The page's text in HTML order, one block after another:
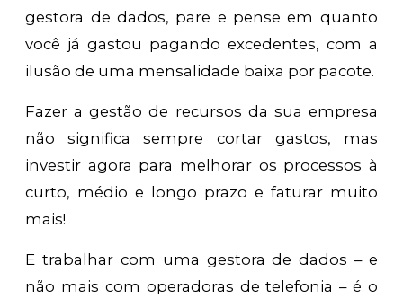
gestora de dados, pare e pense em quanto
você já gastou pagando excedentes, com a
ilusão de uma mensalidade baixa por pacote.
Fazer a gestão de recursos da sua empresa
não significa sempre cortar gastos, mas
investir agora para melhorar os processos à
curto, médio e longo prazo e faturar muito
mais!
E trabalhar com uma gestora de dados – e
não mais com operadoras de telefonia – é o